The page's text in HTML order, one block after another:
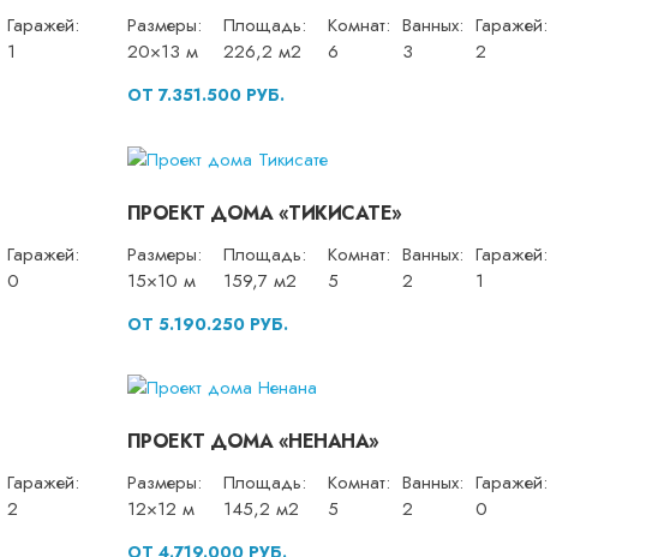
Гаражей:
1
Размеры:
20×13 м
Площадь:
226,2 м2
Комнат:
6
Ванных:
3
Гаражей:
2
ОТ 7.351.500 РУБ.
Гаражей:
0
ПРОЕКТ ДОМА «ТИКИСАТЕ»
Размеры:
15×10 м
Площадь:
159,7 м2
Комнат:
5
Ванных:
2
Гаражей:
1
ОТ 5.190.250 РУБ.
Гаражей:
2
ПРОЕКТ ДОМА «НЕНАНА»
Размеры:
12×12 м
Площадь:
145,2 м2
Комнат:
5
Ванных:
2
Гаражей:
0